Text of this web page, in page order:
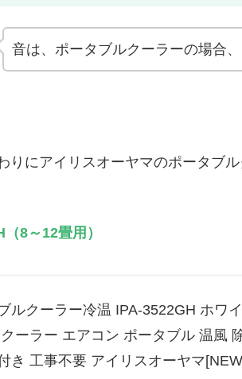
音は、ポータブルクーラーの場合
りにアイリスオーヤマのポータブ
8～12畳用）
ルクーラー冷温 IPA-3522GH ホワ
ーラー エアコン ポータブル 温風
き 工事不要 アイリスオーヤマ